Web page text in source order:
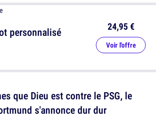
que Dieu est contre le PSG, le
s'annonce dur dur
personnalisé 24,95 €
Voir l'offre